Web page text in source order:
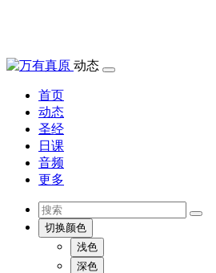
动态
首页
动态
圣经
日课
音频
更多
切换颜色
浅色
深色